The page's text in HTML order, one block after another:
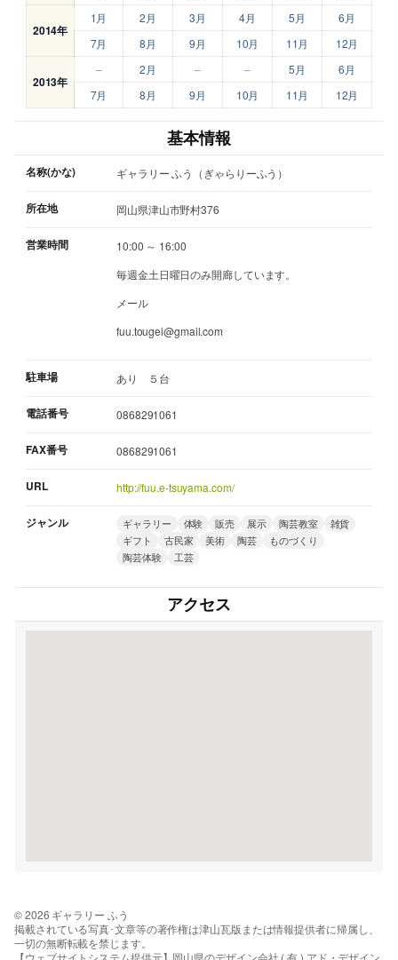
2014年
1月 2月 3月 4月 5月
6月
7月
8月 9月 10月 11月 12月
2013年
– 2月 – – 5月
6月
7月
8月 9月 10月 11月 12月
基本情報
名称(かな) ギャラリー ふう（ぎゃらりーふう）
所在地 岡山県津山市野村376
営業時間
10:00 ～ 16:00
毎週金土日曜日のみ開廊しています。
メール
fuu.tougei@gmail.com
駐車場 あり ５台
電話番号 0868291061
FAX番号 0868291061
URL http://fuu.e-tsuyama.com/
ジャンル ギャラリー 体験 販売 展示 陶芸教室
雑貨
ギフト
古民家 美術 陶芸
ものづくり
陶芸体験
工芸
アクセス
© 2026 ギャラリー ふう
掲載されている写真･文章等の著作権は津山瓦版または情報提供者に帰属し、
一切の無断転載を禁じます。
【ウェブサイトシステム提供元】岡山県のデザイン会社 ( 有 ) アド・デザイン